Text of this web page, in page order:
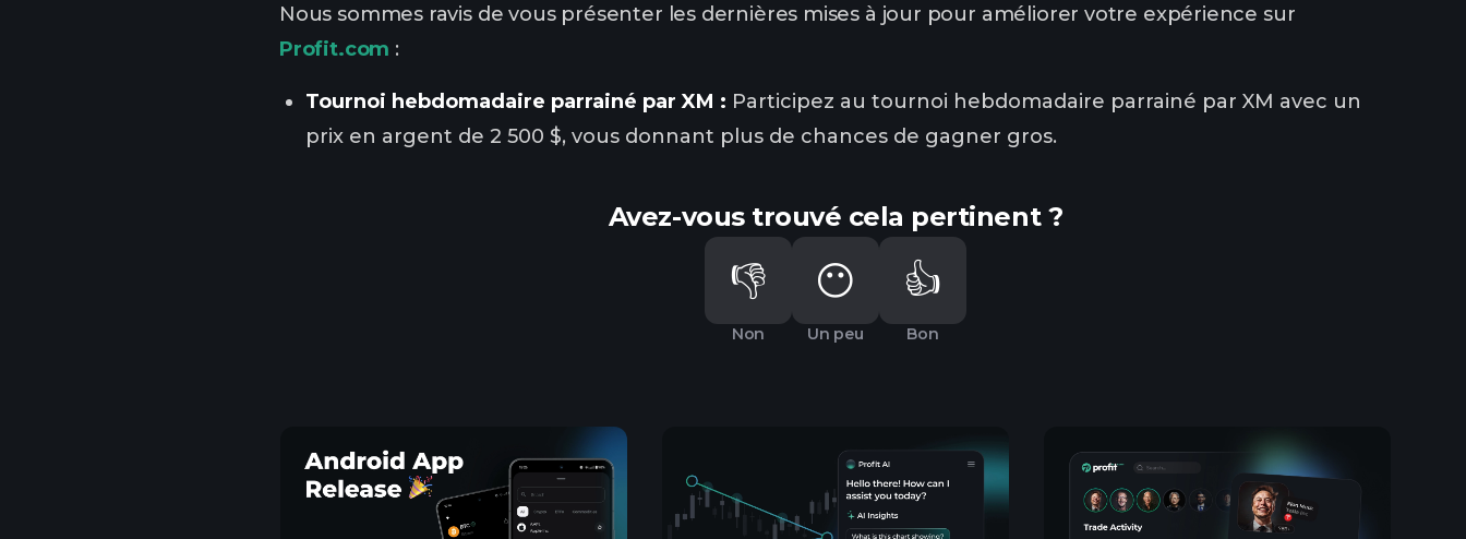
Nous sommes ravis de vous présenter les dernières mises à jour pour améliorer votre expérience sur
Profit.com :
Tournoi hebdomadaire parrainé par XM : Participez au tournoi hebdomadaire parrainé par XM avec un
prix en argent de 2 500 $, vous donnant plus de chances de gagner gros.
Avez-vous trouvé cela pertinent ?
👎
Non
😶
Un peu
👍
Bon